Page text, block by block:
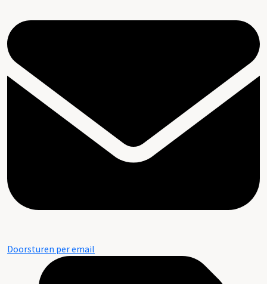
Doorsturen per email